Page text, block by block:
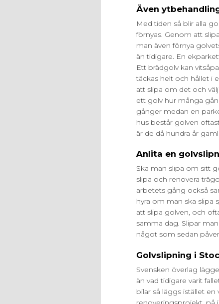
Även
Med tiden så blir alla
förnyas. Genom att
man även förnya
än tidigare. En
Ett brädgolv kan
täckas helt och hållet i
att slipa om det och
ett golv hur många
gånger medan en
hus består golven
är de då hundra år
Anlita en
Ska man slipa om sitt
slipa och renovera
arbetets gång också
hyra om man ska slipa
att slipa golven, och
samma dag. Slipar
något som sedan
Golvslipning i
Svensken överlag
än vad tidigare varit
bilar så läggs istället